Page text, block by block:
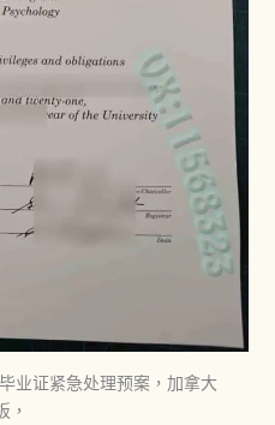
业证紧急处理预案，加拿大
，